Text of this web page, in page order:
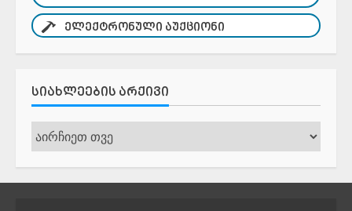
ᲔᲚᲔᲥᲢᲠᲝᲜᲣᲚᲘ ᲐᲣᲥᲪᲘᲝᲜᲘ
ᲡᲘᲐᲮᲚᲔᲔᲑᲘᲡ ᲐᲠᲥᲘᲕᲘ
სიახლეების
არქივი